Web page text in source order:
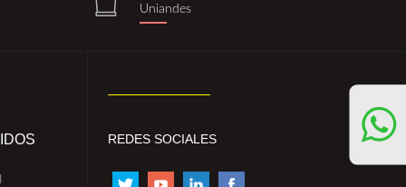
Uniandes
REDES SOCIALES